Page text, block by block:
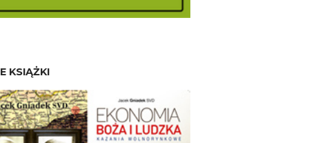
KSIĄŻKI